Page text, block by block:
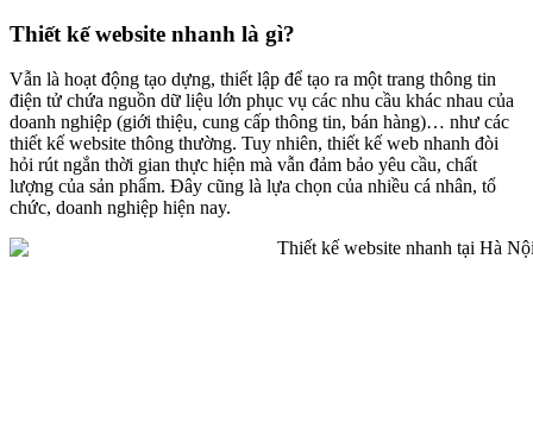
Thiết kế website nhanh là gì?
Vẫn là hoạt động tạo dựng, thiết lập để tạo ra một trang thông tin
điện tử chứa nguồn dữ liệu lớn phục vụ các nhu cầu khác nhau của
doanh nghiệp (giới thiệu, cung cấp thông tin, bán hàng)… như các
thiết kế website thông thường. Tuy nhiên, thiết kế web nhanh đòi
hỏi rút ngắn thời gian thực hiện mà vẫn đảm bảo yêu cầu, chất
lượng của sản phẩm. Đây cũng là lựa chọn của nhiều cá nhân, tổ
chức, doanh nghiệp hiện nay.